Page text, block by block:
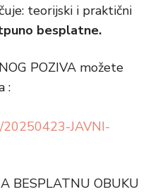
teorijski i praktični
besplatne.
POZIVA možete
:
JAVNI-
BESPLATNU OBUKU